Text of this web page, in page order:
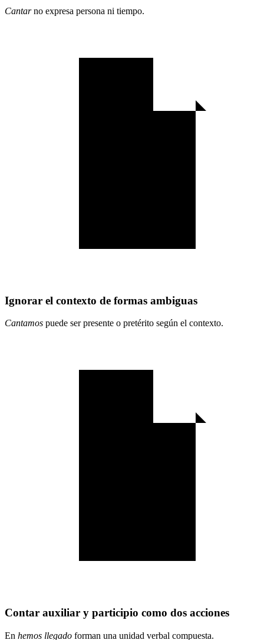
Cantarno expresa persona ni tiempo.
Ignorar el contexto de formas ambiguas
Cantamos puede ser presente o pretérito según el contexto.
Contar auxiliar y participio como dos acciones
En hemos llegado forman una unidad verbal compuesta.